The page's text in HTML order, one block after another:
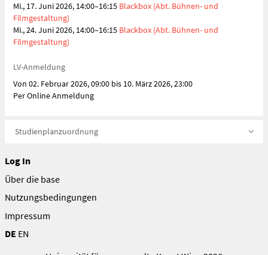
Mi., 17. Juni 2026, 14:00–16:15 Blackbox (Abt. Bühnen- und
Filmgestaltung)
Mi., 24. Juni 2026, 14:00–16:15 Blackbox (Abt. Bühnen- und
Filmgestaltung)
LV-Anmeldung
Von 02. Februar 2026, 09:00 bis 10. März 2026, 23:00
Per Online Anmeldung
Studienplanzuordnung
Log In
Über die base
Nutzungsbedingungen
Impressum
DE EN